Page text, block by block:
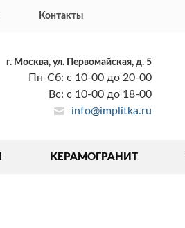
Контакты
г. Москва, ул. Первомайская, д. 5
Пн-Сб: с 10-00 до 20-00
Вс: с 10-00 до 18-00
info@implitka.ru
КЕРАМОГРАНИТ